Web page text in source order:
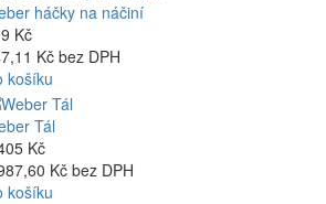
háčky na náčiní
Kč
Kč bez DPH
košíku
Tál
Kč
Kč bez DPH
košíku